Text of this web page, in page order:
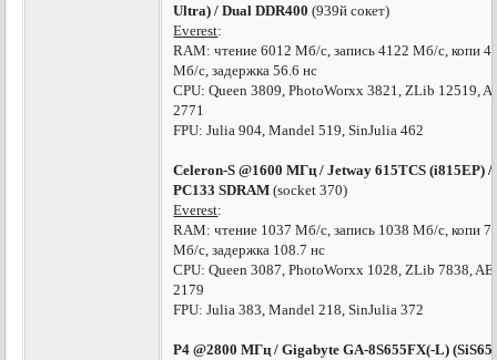
Ultra) / Dual DDR400 (939й сокет)
Everest:
RAM: чтение 6012 Мб/с, запись 4122 Мб/с, копи
Мб/с, задержка 56.6 нс
CPU: Queen 3809, PhotoWorxx 3821, ZLib 12519,
2771
FPU: Julia 904, Mandel 519, SinJulia 462
Celeron-S @1600 МГц / Jetway 615TCS (i815EP) /
PC133 SDRAM(socket 370)
Everest:
RAM: чтение 1037 Мб/с, запись 1038 Мб/с, копи
Мб/с, задержка 108.7 нс
CPU: Queen 3087, PhotoWorxx 1028, ZLib 7838,
2179
FPU: Julia 383, Mandel 218, SinJulia 372
P4 @2800 МГц / Gigabyte GA-8S655FX(-L)